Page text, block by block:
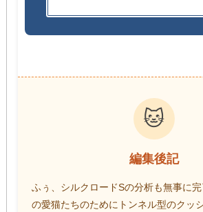
🐱
編集後記
ふぅ、シルクロードSの分析も無事に
の愛猫たちのためにトンネル型のクッ